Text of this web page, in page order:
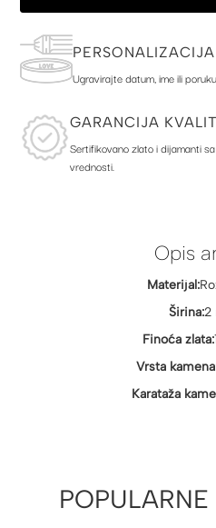
PERSONALIZACIJA
Ugravirajte datum, ime ili
GARANCIJA
Sertifikovano zlato i dijamanti
vrednosti.
Opis
Materijal:
Širina:2
Finoća zlata:
Vrsta
Karataža